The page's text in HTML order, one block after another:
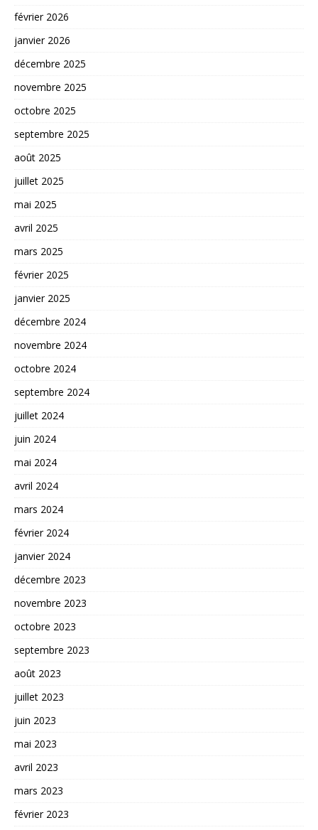
février 2026
janvier 2026
décembre 2025
novembre 2025
octobre 2025
septembre 2025
août 2025
juillet 2025
mai 2025
avril 2025
mars 2025
février 2025
janvier 2025
décembre 2024
novembre 2024
octobre 2024
septembre 2024
juillet 2024
juin 2024
mai 2024
avril 2024
mars 2024
février 2024
janvier 2024
décembre 2023
novembre 2023
octobre 2023
septembre 2023
août 2023
juillet 2023
juin 2023
mai 2023
avril 2023
mars 2023
février 2023